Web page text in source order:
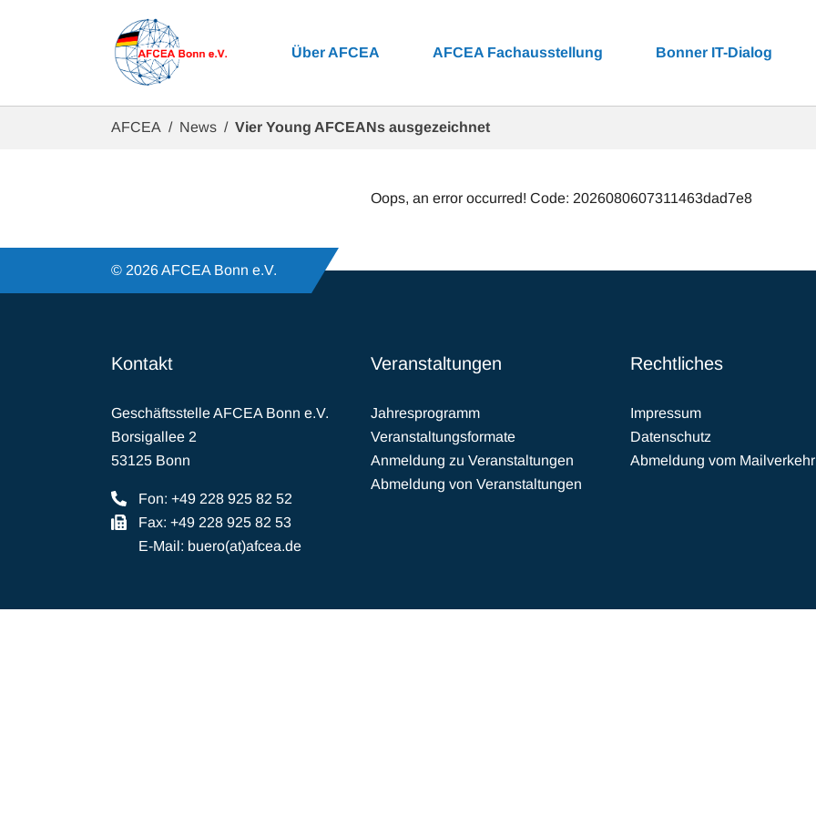
Über AFCEA AFCEA Fachausstellung Bonner IT-Dialog
AFCEA News Vier Young AFCEANs ausgezeichnet
Oops, an error occurred! Code: 2026080607311463dad7e8
© 2026 AFCEA Bonn e.V.
Kontakt
Geschäftsstelle AFCEA Bonn e.V.
Borsigallee 2
53125 Bonn
Fon: +49 228 925 82 52
Fax: +49 228 925 82 53
E-Mail: buero(at)afcea.de
Veranstaltungen
Jahresprogramm
Veranstaltungsformate
Anmeldung zu Veranstaltungen
Abmeldung von Veranstaltungen
Rechtliches
Impressum
Datenschutz
Abmeldung vom Mailverkehr